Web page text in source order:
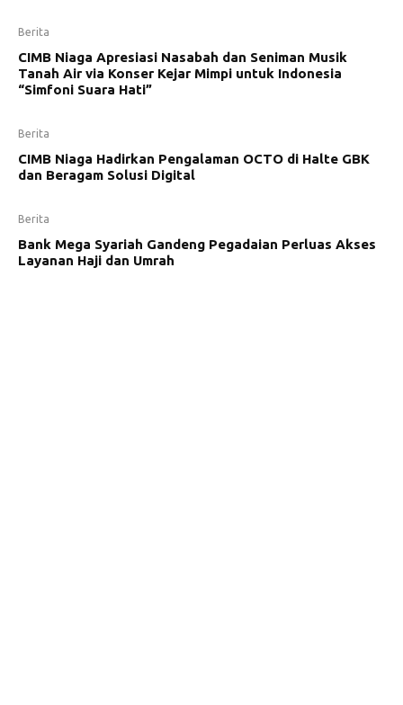
Berita
CIMB Niaga Apresiasi Nasabah dan Seniman Musik
Tanah Air via Konser Kejar Mimpi untuk Indonesia
“Simfoni Suara Hati”
Berita
CIMB Niaga Hadirkan Pengalaman OCTO di Halte GBK
dan Beragam Solusi Digital
Berita
Bank Mega Syariah Gandeng Pegadaian Perluas Akses
Layanan Haji dan Umrah